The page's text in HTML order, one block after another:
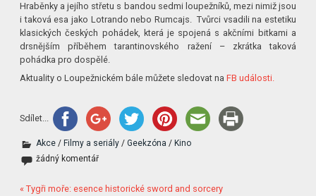
Hraběnky a jejího střetu s bandou sedmi loupežníků, mezi nimiž jsou
i taková esa jako Lotrando nebo Rumcajs. Tvůrci vsadili na estetiku
klasických českých pohádek, která je spojená s akčními bitkami a
drsnějším příběhem tarantinovského ražení – zkrátka taková
pohádka pro dospělé.
Aktuality o Loupežnickém bále můžete sledovat naFB události.
Sdílet...
Akce /Filmy a seriály /Geekzóna /Kino
žádný komentář
« Tygři moře: esence historické sword and sorcery